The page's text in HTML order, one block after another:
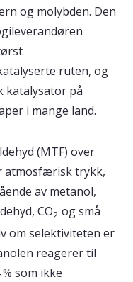
og molybden. Den
ruten, og
katalysator på
i mange land.
(MTF) over
atmosfærisk trykk,
av metanol,
CO2 og små
om selektiviteten er
reagerer til
som ikke